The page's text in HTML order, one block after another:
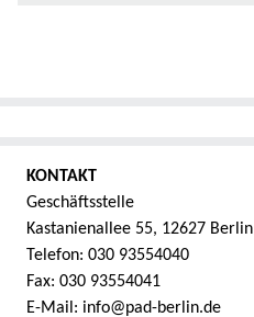
KONTAKT
Geschäftsstelle
Kastanienallee 55, 12627 Berlin
Telefon: 030 93554040
Fax: 030 93554041
E-Mail: info@pad-berlin.de